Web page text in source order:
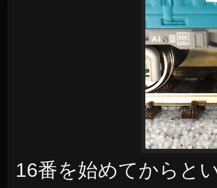
16番を始めてからと